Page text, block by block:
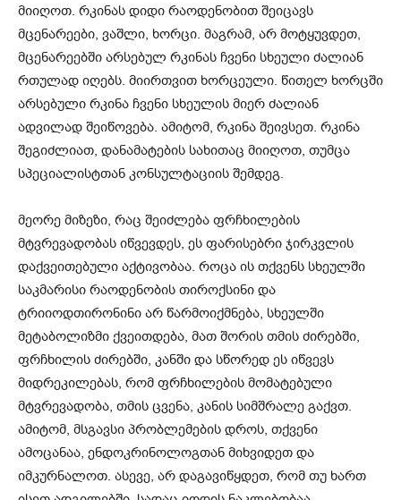
მიიღოთ. რკინას დიდი რაოდენობით შეიცავს
მცენარეები, ვაშლი, ხორცი. მაგრამ, არ მოტყუვდეთ,
მცენარეებში არსებულ რკინას ჩვენი სხეული ძალიან
რთულად იღებს. მიირთვით ხორცეული. წითელ ხორცში
არსებული რკინა ჩვენი სხეულის მიერ ძალიან
ადვილად შეიწოვება. ამიტომ, რკინა შეივსეთ. რკინა
შეგიძლიათ, დანამატების სახითაც მიიღოთ, თუმცა
სპეციალისტთან კონსულტაციის შემდეგ.
მეორე მიზეზი, რაც შეიძლება ფრჩხილების
მტვრევადობას იწვევდეს, ეს ფარისებრი ჯირკვლის
დაქვეითებული აქტივობაა. როცა ის თქვენს სხეულში
საკმარისი რაოდენობის თიროქსინი და
ტრიიოდთირონინი არ წარმოიქმნება, სხეულში
მეტაბოლიზმი ქვეითდება, მათ შორის თმის ძირებში,
ფრჩხილის ძირებში, კანში და სწორედ ეს იწვევს
მიდრეკილებას, რომ ფრჩხილების მომატებული
მტვრევადობა, თმის ცვენა, კანის სიმშრალე გაქვთ.
ამიტომ, მსგავსი პრობლემების დროს, თქვენი
ამოცანაა, ენდოკრინოლოგთან მიხვიდეთ და
იმკურნალოთ. ასევე, არ დაგავიწყდეთ, რომ თუ ხართ